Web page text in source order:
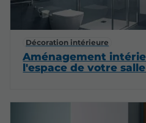
Décoration intérieure
Aménagement
l'espace de votre